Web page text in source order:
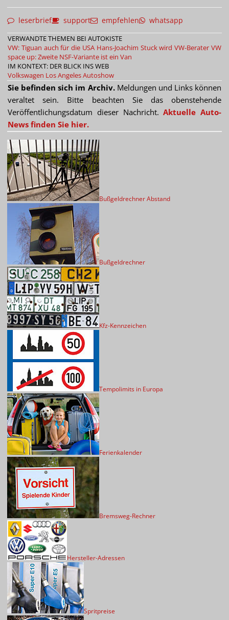
leserbrief support empfehlen whatsapp
VERWANDTE THEMEN BEI AUTOKISTE
VW: Tiguan auch für die USA Hans-Joachim Stuck wird VW-Berater VW
space up: Zweite NSF-Variante ist ein Van
IM KONTEXT: DER BLICK INS WEB
Volkswagen Los Angeles Autoshow
Sie befinden sich im Archiv.Meldungen und Links können
veraltet sein. Bitte beachten Sie das obenstehende
Veröffentlichungsdatum dieser Nachricht.Aktuelle Auto-
News finden Sie hier.
Bußgeldrechner Abstand
Bußgeldrechner
Kfz-Kennzeichen
Tempolimits in Europa
Ferienkalender
Bremsweg-Rechner
Hersteller-Adressen
Spritpreise